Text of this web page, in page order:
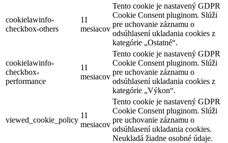
cookielawinfo-
checkbox-others
11
mesiacov
Tento cookie je nastavený GDPR
Cookie Consent pluginom. Slúži
pre uchovanie záznamu o
odsúhlasení ukladania cookies z
kategórie „Ostatné“.
cookielawinfo-
checkbox-
performance
11
mesiacov
Tento cookie je nastavený GDPR
Cookie Consent pluginom. Slúži
pre uchovanie záznamu o
odsúhlasení ukladania cookies z
kategórie „Výkon“.
viewed_cookie_policy
11
mesiacov
Tento cookie je nastavený GDPR
Cookie Consent pluginom. Slúži
pre uchovanie záznamu o
odsúhlasení ukladania cookies.
Neukladá žiadne osobné údaje.